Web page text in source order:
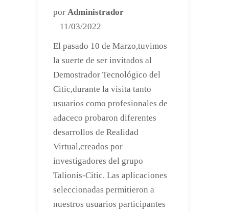
por Administrador
11/03/2022
El pasado 10 de Marzo,tuvimos
la suerte de ser invitados al
Demostrador Tecnológico del
Citic,durante la visita tanto
usuarios como profesionales de
adaceco probaron diferentes
desarrollos de Realidad
Virtual,creados por
investigadores del grupo
Talionis-Citic. Las aplicaciones
seleccionadas permitieron a
nuestros usuarios participantes